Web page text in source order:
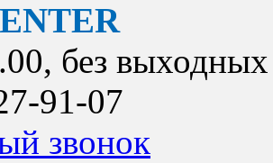
без выходных
91-07
звонок